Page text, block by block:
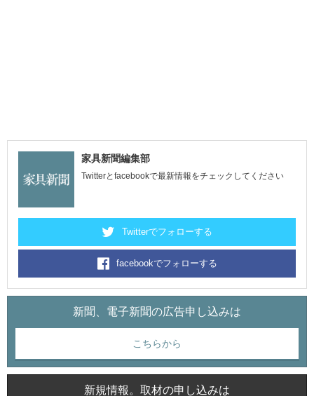
家具新聞編集部
Twitterとfacebookで最新情報をチェックしてください
Twitterでフォローする
facebookでフォローする
新聞、電子新聞の広告申し込みは
こちらから
新規情報。取材の申し込みは